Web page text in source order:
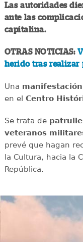
Las autoridades
ante las
capitalina.
OTRAS NOTICIAS:
herido tras realizar
Una manifestación
en el Centro
Se trata de
veteranos
prevé que hagan
la Cultura, hacia la
República.